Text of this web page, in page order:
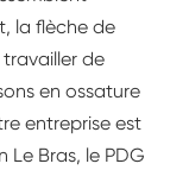
la flèche de
de
en ossature
entreprise est
Le Bras, le PDG